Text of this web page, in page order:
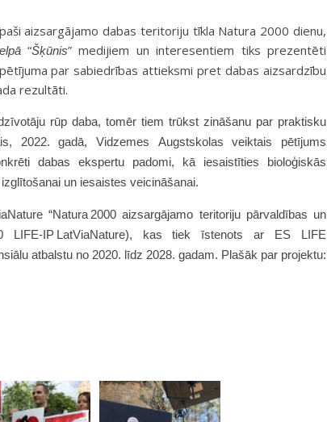
aizsargājamo dabas teritoriju tīkla Natura 2000 dienu,
“Šķūnis” medijiem un interesentiem tiks prezentēti
par sabiedrības attieksmi pret dabas aizsardzību
rezultāti.
rūp daba, tomēr tiem trūkst zināšanu par praktisku
2022. gadā, Vidzemes Augstskolas veiktais pētījums
dabas ekspertu padomi, kā iesaistīties bioloģiskās
un iesaistes veicināšanai.
“Natura 2000 aizsargājamo teritoriju pārvaldības un
LIFE-IP LatViaNature), kas tiek īstenots ar ES LIFE
atbalstu no 2020. līdz 2028. gadam. Plašāk par projektu: